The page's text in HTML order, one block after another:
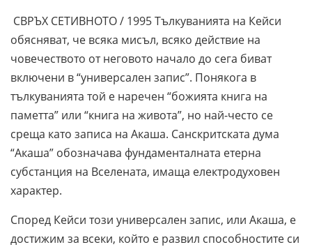
СВРЪХ СЕТИВНОТО / 1995 Тълкуванията на Кейси
обясняват, че всяка мисъл, всяко действие на
човечеството от неговото начало до сега биват
включени в “универсален запис”. Понякога в
тълкуванията той е наречен “божията книга на
паметта” или “книга на живота”, но най-често се
среща като записа на Акаша. Санскритската дума
“Акаша” обозначава фундаменталната етерна
субстанция на Вселената, имаща електродуховен
характер.
Според Кейси този универсален запис, или Акаша, е
достижим за всеки, който е развил способностите си